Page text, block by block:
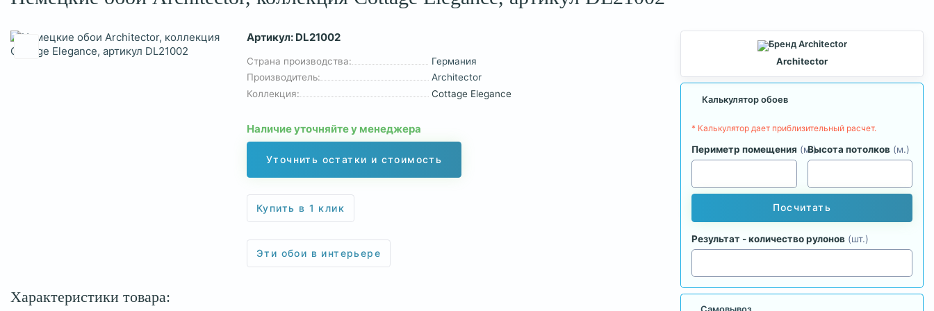
Артикул: DL21002
Страна производства:
Германия
Производитель:
Architector
Коллекция:
Cottage Elegance
Наличие уточняйте у менеджера
Уточнить остатки и стоимость
Купить в 1 клик
Эти обои в интерьере
Характеристики товара:
Architector
Калькулятор обоев
* Калькулятор дает приблизительный расчет.
Периметр помещения (м.)Высота потолков (м.)
Посчитать
Результат - количество рулонов (шт.)